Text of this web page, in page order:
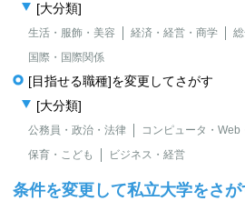
[大分類]
生活・服飾・美容 経済・経営・商学
国際・国際関係
[目指せる職種]を変更してさがす
[大分類]
公務員・政治・法律 コンピュータ・Web
保育・こども
ビジネス・経営
条件を変更して私立大学をさが